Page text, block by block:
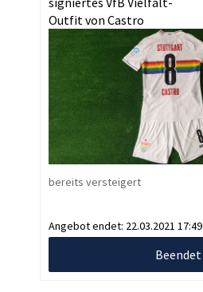
Outfit von Castro
bereits versteigert
Angebot endet: 22.03.2021 17:49
Beendet